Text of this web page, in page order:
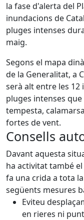
la fase d'alerta del
inundacions de
pluges intenses
maig.
Segons el mapa
de la Generalitat, a
serà alt entre les 12
pluges intenses
tempesta,
fortes de vent.
Consells
Davant aquesta
ha activitat també el
fa una crida a tota
següents mesures
Eviteu
en rieres ni